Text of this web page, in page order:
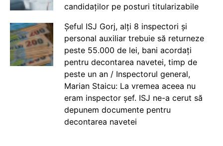
candidaților pe posturi titularizabile
Șeful ISJ Gorj, alți 8 inspectori și
personal auxiliar trebuie să returneze
peste 55.000 de lei, bani acordați
pentru decontarea navetei, timp de
peste un an / Inspectorul general,
Marian Staicu: La vremea aceea nu
eram inspector șef. ISJ ne-a cerut să
depunem documente pentru
decontarea navetei